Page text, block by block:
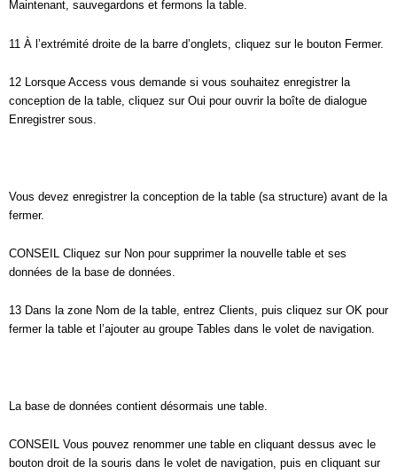
Maintenant, sauvegardons et fermons la table.
11 À l’extrémité droite de la barre d’onglets, cliquez sur le bouton Fermer.
12 Lorsque Access vous demande si vous souhaitez enregistrer la
conception de la table, cliquez sur Oui pour ouvrir la boîte de dialogue
Enregistrer sous.
Vous devez enregistrer la conception de la table (sa structure) avant de la
fermer.
CONSEIL Cliquez sur Non pour supprimer la nouvelle table et ses
données de la base de données.
13 Dans la zone Nom de la table, entrez Clients, puis cliquez sur OK pour
fermer la table et l’ajouter au groupe Tables dans le volet de navigation.
La base de données contient désormais une table.
CONSEIL Vous pouvez renommer une table en cliquant dessus avec le
bouton droit de la souris dans le volet de navigation, puis en cliquant sur